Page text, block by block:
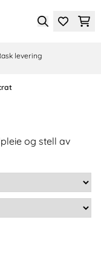
levering
og stell av